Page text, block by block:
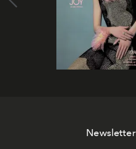
Newsletter